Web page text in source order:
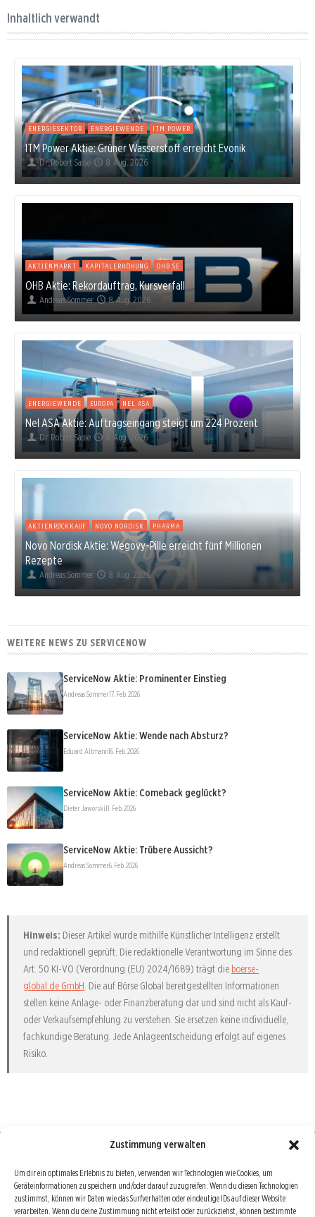
Zustimmung verwalten
Um dir ein optimales Erlebnis zu bieten, verwenden wir Technologien wie Cookies, um
Geräteinformationen zu speichern und/oder darauf zuzugreifen. Wenn du diesen Technologien
zustimmst, können wir Daten wie das Surfverhalten oder eindeutige IDs auf dieser Website
verarbeiten. Wenn du deine Zustimmung nicht erteilst oder zurückziehst, können bestimmte
Inhaltlich verwandt
ENERGIESEKTOR ENERGIEWENDE ITM POWER
ITM Power Aktie: Grüner Wasserstoff erreicht Evonik
Dr. Robert Sasse 8. Aug. 2026
AKTIENMARKT KAPITALERHÖHUNG OHB SE
OHB Aktie: Rekordauftrag, Kursverfall
Andreas Sommer 8. Aug. 2026
ENERGIEWENDE EUROPA NEL ASA
Nel ASA Aktie: Auftragseingang steigt um 224 Prozent
Dr. Robert Sasse 8. Aug. 2026
AKTIENRÜCKKAUF NOVO NORDISK PHARMA
Novo Nordisk Aktie: Wegovy-Pille erreicht fünf Millionen
Rezepte
Andreas Sommer 8. Aug. 2026
WEITERE NEWS ZU SERVICENOW
ServiceNow Aktie: Prominenter Einstieg
Andreas Sommer17. Feb. 2026
ServiceNow Aktie: Wende nach Absturz?
Eduard Altmann16. Feb. 2026
ServiceNow Aktie: Comeback geglückt?
Dieter Jaworski11. Feb. 2026
ServiceNow Aktie: Trübere Aussicht?
Andreas Sommer6. Feb. 2026
Hinweis: Dieser Artikel wurde mithilfe Künstlicher Intelligenz erstellt
und redaktionell geprüft. Die redaktionelle Verantwortung im Sinne des
Art. 50 KI-VO (Verordnung (EU) 2024/1689) trägt die boerse-
global.de GmbH . Die auf Börse Global bereitgestellten Informationen
stellen keine Anlage- oder Finanzberatung dar und sind nicht als Kauf-
oder Verkaufsempfehlung zu verstehen. Sie ersetzen keine individuelle,
fachkundige Beratung. Jede Anlageentscheidung erfolgt auf eigenes
Risiko.
Börse : lokal, international, global
Erfolgreiche Börsengeschäfte bedingen vor allem drei Dinge: Verlässliche Informationen,
richtige Interpretationen und unabhängige Informationsquellen. Diese drei Bausteine sind